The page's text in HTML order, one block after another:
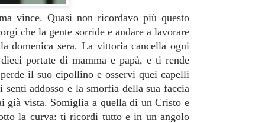
vince. Quasi non ricordavo più questo
che la gente sorride e andare a lavorare
domenica sera. La vittoria cancella ogni
portate di mamma e papà, e ti rende
il suo cipollino e osservi quei capelli
addosso e la smorfia della sua faccia
già vista. Somiglia a quella di un Cristo e
la curva: ti ricordi tutto e in un angolo